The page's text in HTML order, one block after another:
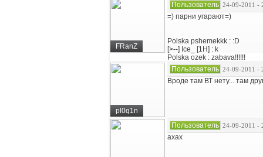
FRanZ
Пользователь 24-09-2011 -
=) парни угарают=)
Polska pshemekkk : :D
[>--] Ice_ [1H] : k
Polska ozek : zabava!!!!!!
pl0q1n
Пользователь 24-09-2011 -
Вроде там ВТ нету... там
Пользователь 24-09-2011 -
ахах